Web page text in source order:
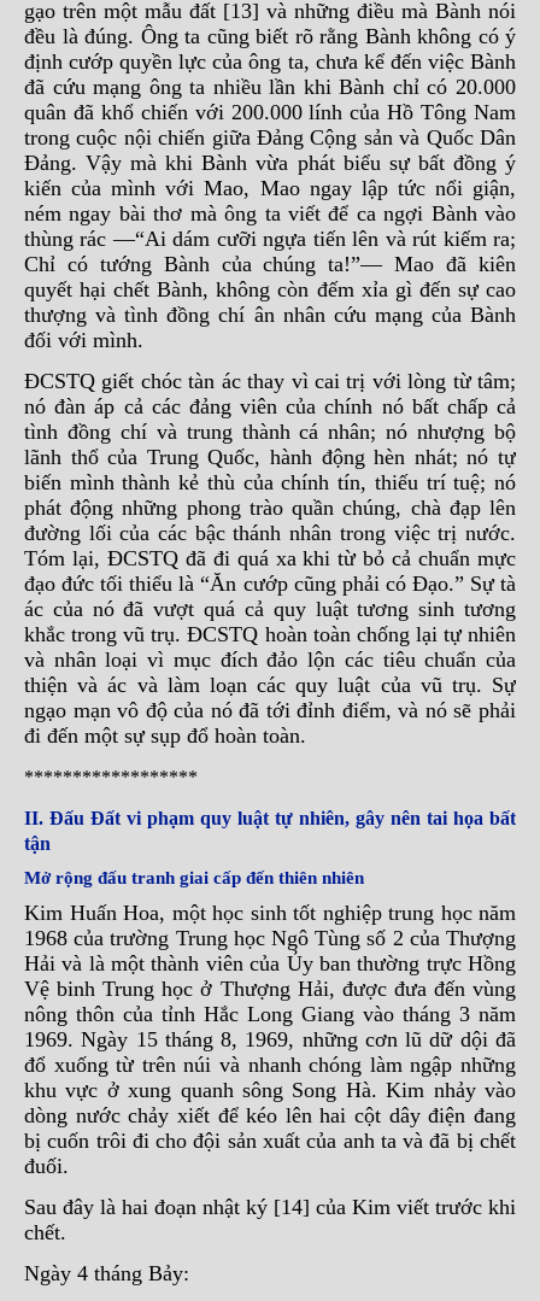
gạo trên một mẫu đất [13] và những điều mà Bành nói
đều là đúng. Ông ta cũng biết rõ rằng Bành không có ý
định cướp quyền lực của ông ta, chưa kể đến việc Bành
đã cứu mạng ông ta nhiều lần khi Bành chỉ có 20.000
quân đã khổ chiến với 200.000 lính của Hồ Tông Nam
trong cuộc nội chiến giữa Đảng Cộng sản và Quốc Dân
Đảng. Vậy mà khi Bành vừa phát biểu sự bất đồng ý
kiến của mình với Mao, Mao ngay lập tức nổi giận,
ném ngay bài thơ mà ông ta viết để ca ngợi Bành vào
thùng rác —“Ai dám cưỡi ngựa tiến lên và rút kiếm ra;
Chỉ có tướng Bành của chúng ta!”— Mao đã kiên
quyết hại chết Bành, không còn đếm xỉa gì đến sự cao
thượng và tình đồng chí ân nhân cứu mạng của Bành
đối với mình.
ĐCSTQ giết chóc tàn ác thay vì cai trị với lòng từ tâm;
nó đàn áp cả các đảng viên của chính nó bất chấp cả
tình đồng chí và trung thành cá nhân; nó nhượng bộ
lãnh thổ của Trung Quốc, hành động hèn nhát; nó tự
biến mình thành kẻ thù của chính tín, thiếu trí tuệ; nó
phát động những phong trào quần chúng, chà đạp lên
đường lối của các bậc thánh nhân trong việc trị nước.
Tóm lại, ĐCSTQ đã đi quá xa khi từ bỏ cả chuẩn mực
đạo đức tối thiểu là “Ăn cướp cũng phải có Đạo.” Sự tà
ác của nó đã vượt quá cả quy luật tương sinh tương
khắc trong vũ trụ. ĐCSTQ hoàn toàn chống lại tự nhiên
và nhân loại vì mục đích đảo lộn các tiêu chuẩn của
thiện và ác và làm loạn các quy luật của vũ trụ. Sự
ngạo mạn vô độ của nó đã tới đỉnh điểm, và nó sẽ phải
đi đến một sự sụp đổ hoàn toàn.
******************
II. Đấu Đất vi phạm quy luật tự nhiên, gây nên tai họa bất
tận
Mở rộng đấu tranh giai cấp đến thiên nhiên
Kim Huấn Hoa, một học sinh tốt nghiệp trung học năm
1968 của trường Trung học Ngô Tùng số 2 của Thượng
Hải và là một thành viên của Ủy ban thường trực Hồng
Vệ binh Trung học ở Thượng Hải, được đưa đến vùng
nông thôn của tỉnh Hắc Long Giang vào tháng 3 năm
1969. Ngày 15 tháng 8, 1969, những cơn lũ dữ dội đã
đổ xuống từ trên núi và nhanh chóng làm ngập những
khu vực ở xung quanh sông Song Hà. Kim nhảy vào
dòng nước chảy xiết để kéo lên hai cột dây điện đang
bị cuốn trôi đi cho đội sản xuất của anh ta và đã bị chết
đuối.
Sau đây là hai đoạn nhật ký [14] của Kim viết trước khi
chết.
Ngày 4 tháng Bảy: